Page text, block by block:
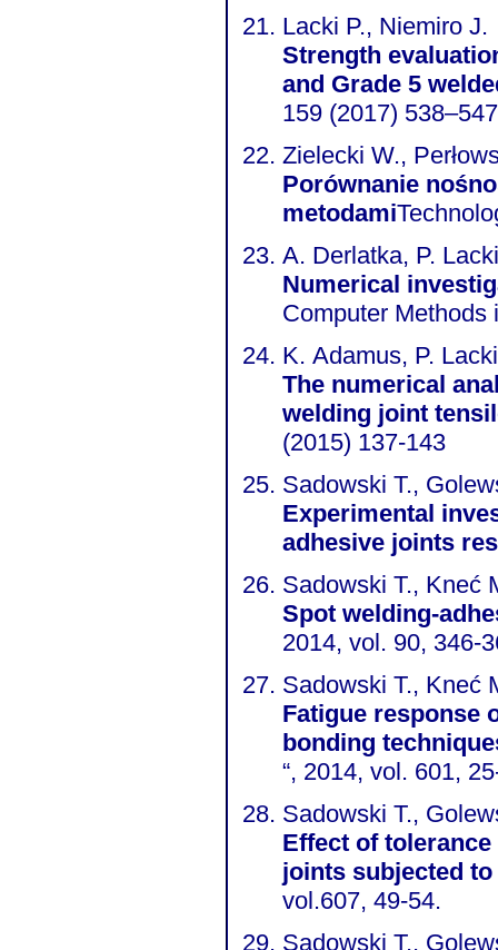
Lacki P., Niemiro J.
Strength
and Grade 5
159 (2017) 538–547
Zielecki W.,
Porównanie
metodami
A. Derlatka, P. Lacki
Numerical
Computer Methods
K. Adamus, P. Lacki
The numerical
welding joint
(2015) 137-143
Sadowski T.,
Experimental
adhesive joints
Sadowski T., Kneć
Spot welding-
2014, vol. 90, 346-
Sadowski T., Kneć
Fatigue response
bonding
“, 2014, vol. 601,
Sadowski T.,
Effect of
joints subjected
vol.607, 49-54.
Sadowski T.,